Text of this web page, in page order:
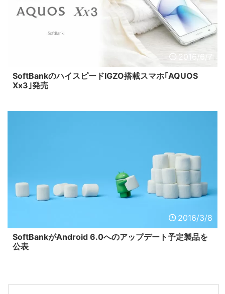
2016/6/7
SoftBankのハイスピードIGZO搭載スマホ｢AQUOS
Xx3｣発売
2016/3/8
SoftBankがAndroid 6.0へのアップデート予定製品を
公表